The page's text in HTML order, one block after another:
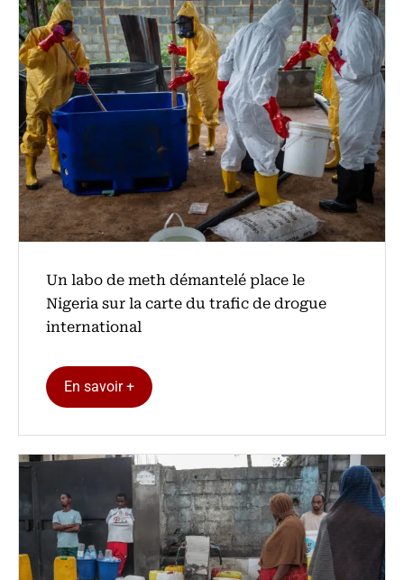
Un labo de meth démantelé place le
Nigeria sur la carte du trafic de drogue
international
En savoir +